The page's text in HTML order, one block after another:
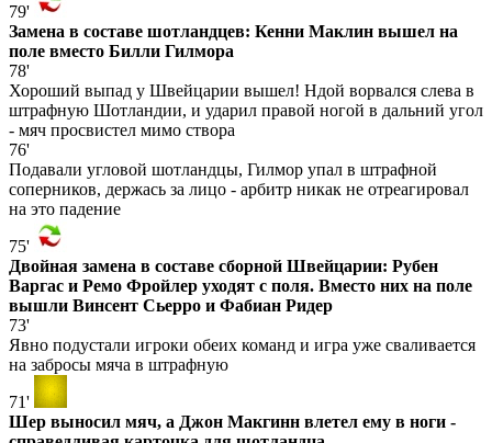
79'
Замена в составе шотландцев: Кенни Маклин вышел на
поле вместо Билли Гилмора
78'
Хороший выпад у Швейцарии вышел! Ндой ворвался слева в
штрафную Шотландии, и ударил правой ногой в дальний угол
- мяч просвистел мимо створа
76'
Подавали угловой шотландцы, Гилмор упал в штрафной
соперников, держась за лицо - арбитр никак не отреагировал
на это падение
75'
Двойная замена в составе сборной Швейцарии: Рубен
Варгас и Ремо Фройлер уходят с поля. Вместо них на поле
вышли Винсент Сьерро и Фабиан Ридер
73'
Явно подустали игроки обеих команд и игра уже сваливается
на забросы мяча в штрафную
71'
Шер выносил мяч, а Джон Макгинн влетел ему в ноги -